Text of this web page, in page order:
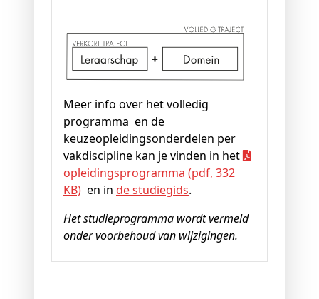
Meer info over het volledig
programma en de
keuzeopleidingsonderdelen per
vakdiscipline kan je vinden in het
opleidingsprogramma (pdf, 332
KB) en in de studiegids.
Het studieprogramma wordt vermeld
onder voorbehoud van wijzigingen.